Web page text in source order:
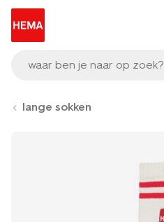
waar ben je naar op zoek?
lange sokken